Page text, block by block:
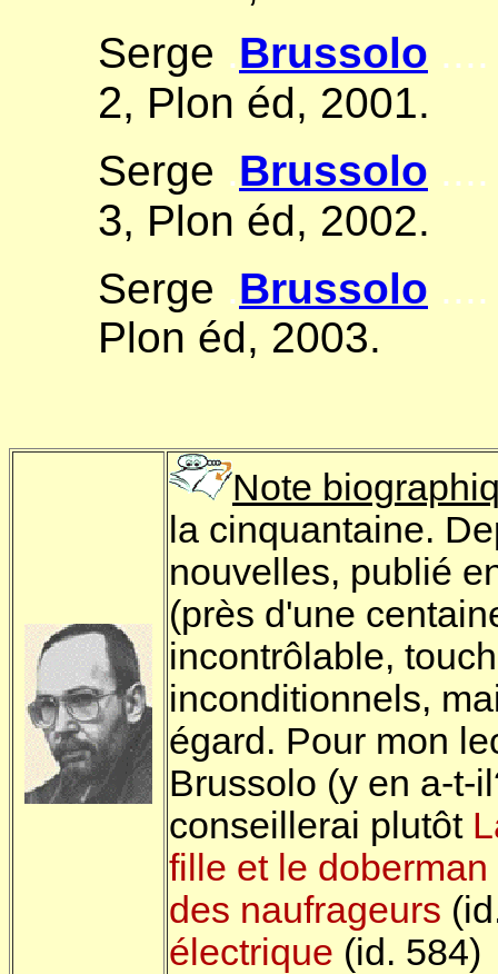
Serge .Brussolo ....
2, Plon éd, 2001.
Serge .Brussolo ....
3, Plon éd, 2002.
Serge .Brussolo ....
Plon éd, 2003.
Note
la cinquantaine.
nouvelles, publié
(près d'une
incontrôlable,
inconditionnels,
égard. Pour mon
Brussolo (y en a-t-
conseillerai plutôt
fille et le doberman
des naufrageurs
électrique (id. 584)